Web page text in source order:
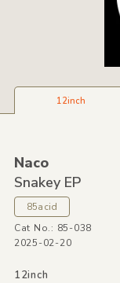
12inch
Naco
Snakey EP
85acid
Cat No.: 85-038
2025-02-20
12inch